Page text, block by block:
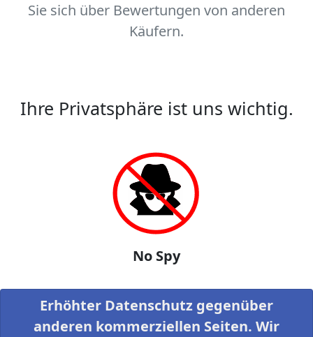
Sie sich über Bewertungen von anderen
Käufern.
Ihre Privatsphäre ist uns wichtig.
No Spy
Erhöhter Datenschutz gegenüber
anderen kommerziellen Seiten. Wir